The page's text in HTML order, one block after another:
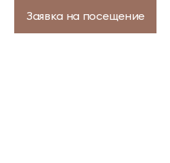
Заявка на посещение